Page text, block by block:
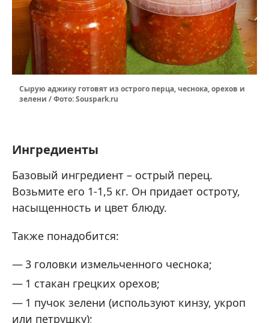
Сырую аджику готовят из острого перца, чеснока, орехов и
зелени / Фото: Souspark.ru
Ингредиенты
Базовый ингредиент – острый перец.
Возьмите его 1-1,5 кг. Он придает остроту,
насыщенность и цвет блюду.
Также понадобится:
3 головки измельченного чеснока;
1 стакан грецких орехов;
1 пучок зелени (используют кинзу, укроп
или петрушку);